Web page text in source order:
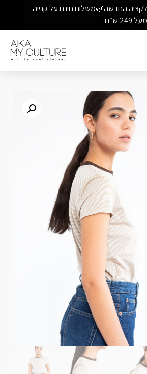
50% על הקולקציה החדשה🌿משלוח חינם על קנייה
מעל 249 ש״ח